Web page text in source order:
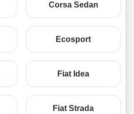
Corsa Sedan
Ecosport
Fiat Idea
Fiat Strada